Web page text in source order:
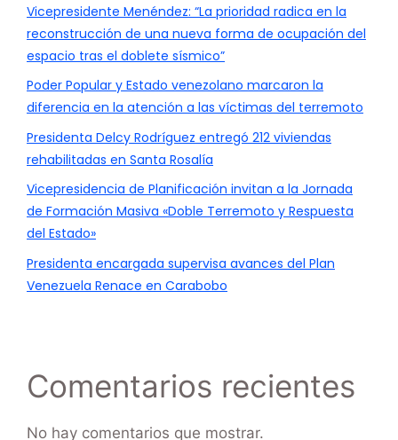
Vicepresidente Menéndez: “La prioridad radica en la
reconstrucción de una nueva forma de ocupación del
espacio tras el doblete sísmico”
Poder Popular y Estado venezolano marcaron la
diferencia en la atención a las víctimas del terremoto
Presidenta Delcy Rodríguez entregó 212 viviendas
rehabilitadas en Santa Rosalía
Vicepresidencia de Planificación invitan a la Jornada
de Formación Masiva «Doble Terremoto y Respuesta
del Estado»
Presidenta encargada supervisa avances del Plan
Venezuela Renace en Carabobo
Comentarios recientes
No hay comentarios que mostrar.